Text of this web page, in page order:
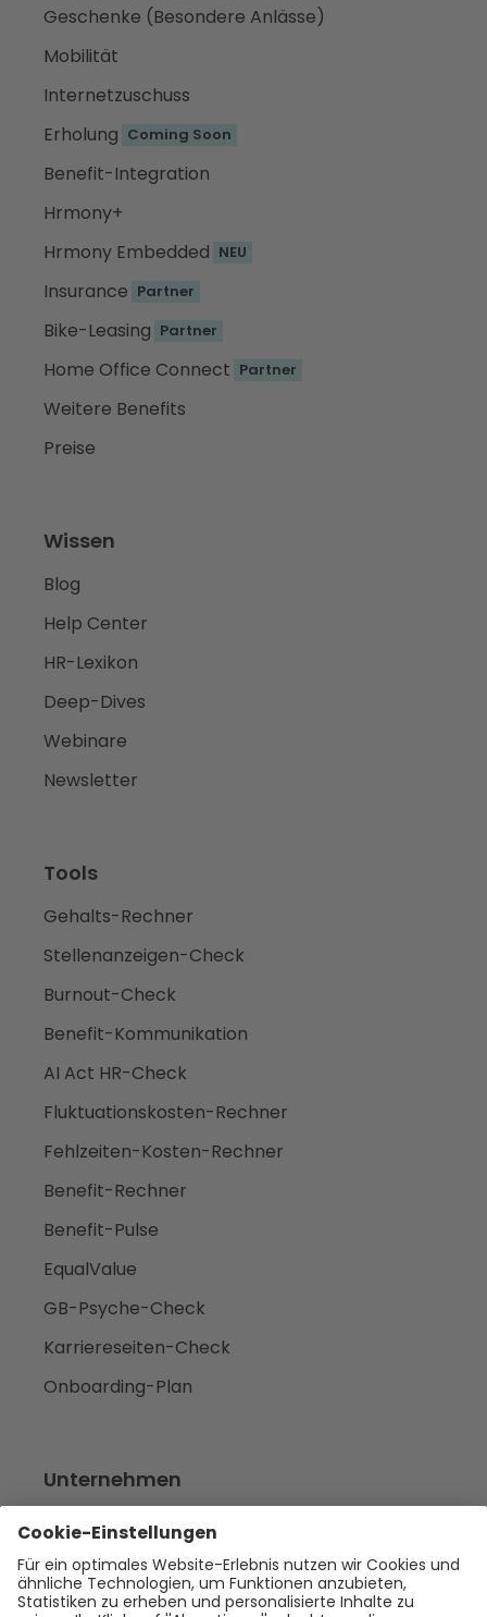
Geschenke (Besondere Anlässe)
Mobilität
Internetzuschuss
Erholung Coming Soon
Benefit-Integration
Hrmony+
Hrmony Embedded NEU
Insurance Partner
Bike-Leasing Partner
Home Office Connect Partner
Weitere Benefits
Preise
Wissen
Blog
Help Center
HR-Lexikon
Deep-Dives
Webinare
Newsletter
Tools
Gehalts-Rechner
Stellenanzeigen-Check
Burnout-Check
Benefit-Kommunikation
AI Act HR-Check
Fluktuationskosten-Rechner
Fehlzeiten-Kosten-Rechner
Benefit-Rechner
Benefit-Pulse
EqualValue
GB-Psyche-Check
Karriereseiten-Check
Onboarding-Plan
Unternehmen
Empfehlen
Über uns
Presse